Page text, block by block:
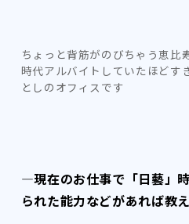
ちょっと背筋がのびちゃう恵
時代アルバイトしていたほどす
としのオフィスです
―現在のお仕事で「日藝」
られた能力などがあれば教